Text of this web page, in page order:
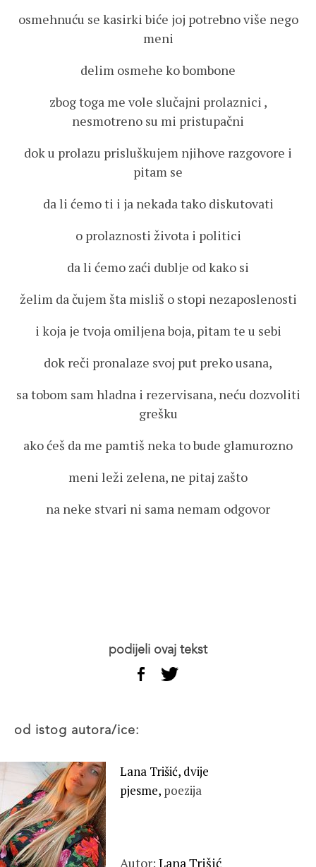
osmehnuću se kasirki biće joj potrebno više nego
meni
delim osmehe ko bombone
zbog toga me vole slučajni prolaznici ,
nesmotreno su mi pristupačni
dok u prolazu prisluškujem njihove razgovore i
pitam se
da li ćemo ti i ja nekada tako diskutovati
o prolaznosti života i politici
da li ćemo zaći dublje od kako si
želim da čujem šta misliš o stopi nezaposlenosti
i koja je tvoja omiljena boja, pitam te u sebi
dok reči pronalaze svoj put preko usana,
sa tobom sam hladna i rezervisana, neću dozvoliti
grešku
ako ćeš da me pamtiš neka to bude glamurozno
meni leži zelena, ne pitaj zašto
na neke stvari ni sama nemam odgovor
podijeli ovaj tekst
od istog autora/ice:
Lana Trišić, dvije
pjesme, poezija
Autor: Lana Trišić